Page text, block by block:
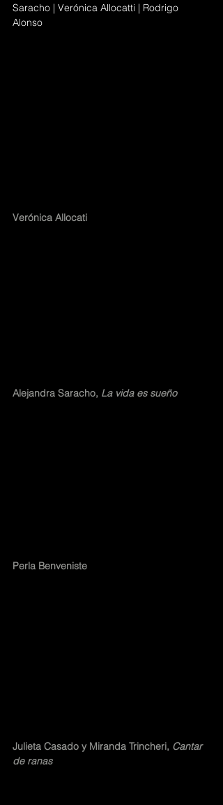
Saracho | Verónica Allocatti | Rodrigo
Alonso
Verónica Allocati
Alejandra Saracho, La vida es sueño
Perla Benveniste
Julieta Casado y Miranda Trincheri, Cantar
de ranas